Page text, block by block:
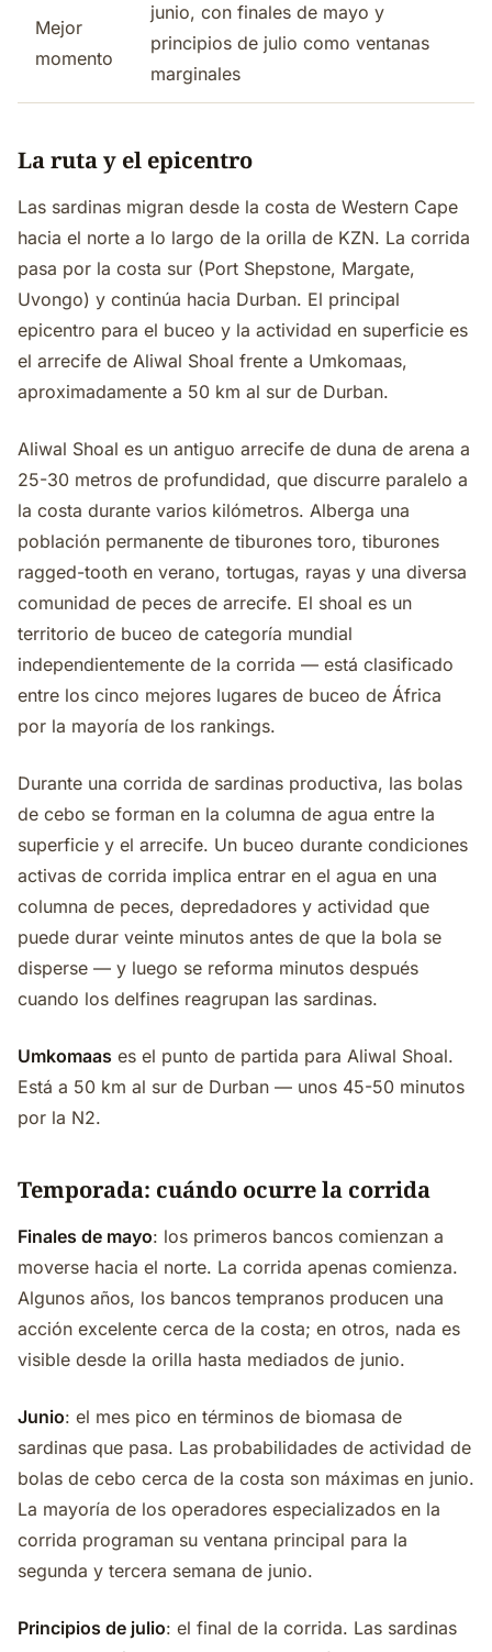
Mejor
momento
junio, con finales de mayo y
principios de julio como ventanas
marginales
La ruta y el epicentro
Las sardinas migran desde la costa de Western Cape
hacia el norte a lo largo de la orilla de KZN. La corrida
pasa por la costa sur (Port Shepstone, Margate,
Uvongo) y continúa hacia Durban. El principal
epicentro para el buceo y la actividad en superficie es
el arrecife de Aliwal Shoal frente a Umkomaas,
aproximadamente a 50 km al sur de Durban.
Aliwal Shoal es un antiguo arrecife de duna de arena a
25-30 metros de profundidad, que discurre paralelo a
la costa durante varios kilómetros. Alberga una
población permanente de tiburones toro, tiburones
ragged-tooth en verano, tortugas, rayas y una diversa
comunidad de peces de arrecife. El shoal es un
territorio de buceo de categoría mundial
independientemente de la corrida — está clasificado
entre los cinco mejores lugares de buceo de África
por la mayoría de los rankings.
Durante una corrida de sardinas productiva, las bolas
de cebo se forman en la columna de agua entre la
superficie y el arrecife. Un buceo durante condiciones
activas de corrida implica entrar en el agua en una
columna de peces, depredadores y actividad que
puede durar veinte minutos antes de que la bola se
disperse — y luego se reforma minutos después
cuando los delfines reagrupan las sardinas.
Umkomaas es el punto de partida para Aliwal Shoal.
Está a 50 km al sur de Durban — unos 45-50 minutos
por la N2.
Temporada: cuándo ocurre la corrida
Finales de mayo: los primeros bancos comienzan a
moverse hacia el norte. La corrida apenas comienza.
Algunos años, los bancos tempranos producen una
acción excelente cerca de la costa; en otros, nada es
visible desde la orilla hasta mediados de junio.
Junio: el mes pico en términos de biomasa de
sardinas que pasa. Las probabilidades de actividad de
bolas de cebo cerca de la costa son máximas en junio.
La mayoría de los operadores especializados en la
corrida programan su ventana principal para la
segunda y tercera semana de junio.
Principios de julio: el final de la corrida. Las sardinas